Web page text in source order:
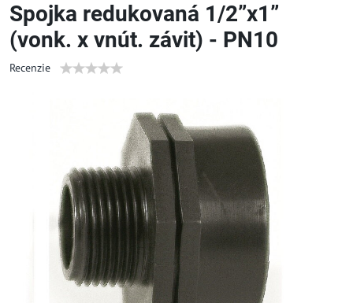
Spojka redukovaná 1/2”x1”
(vonk. x vnút. závit) - PN10
Recenzie